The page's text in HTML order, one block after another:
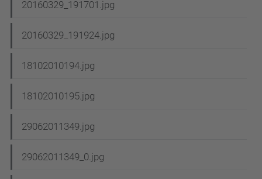
20160329_191701.jpg
20160329_191924.jpg
18102010194.jpg
18102010195.jpg
29062011349.jpg
29062011349_0.jpg